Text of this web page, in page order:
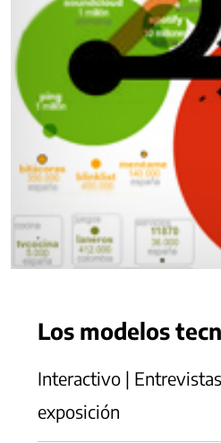
Los modelos
Interactivo |
exposición